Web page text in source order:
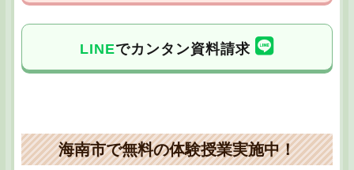
LINEでカンタン資料請求
海南市で無料の体験授業実施中！